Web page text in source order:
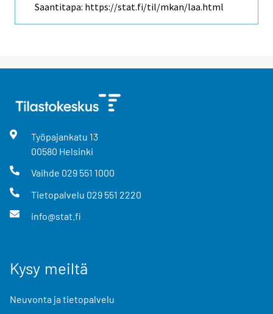
Saantitapa: https://stat.fi/til/mkan/laa.html
Työpajankatu 13
00580 Helsinki
Vaihde 029 551 1000
Tietopalvelu 029 551 2220
info@stat.fi
Kysy meiltä
Neuvonta ja tietopalvelu